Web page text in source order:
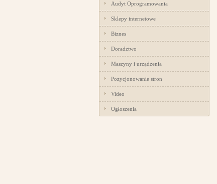
Audyt Oprogramowania
Sklepy internetowe
Biznes
Doradztwo
Maszyny i urządzenia
Pozycjonowanie stron
Video
Ogłoszenia